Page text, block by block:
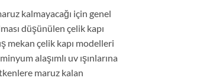
kalmayacağı için genel
düşünülen çelik kapı
mekan çelik kapı modelleri
alaşımlı uv ışınlarına
maruz kalan